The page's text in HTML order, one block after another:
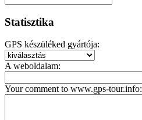
Statisztika
GPS készüléked gyártója:
A weboldalam:
Your comment to www.gps-tour.info: